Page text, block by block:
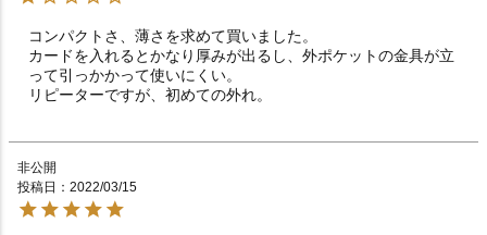
コンパクトさ、薄さを求めて買いました。
カードを入れるとかなり厚みが出るし、外ポケットの金具が立
って引っかかって使いにくい。
リピーターですが、初めての外れ。
非公開
投稿日
2022/03/15